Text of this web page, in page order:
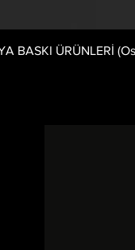
BASKI ÜRÜNLERİ